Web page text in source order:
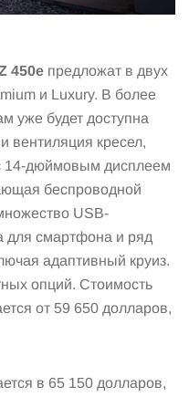
450e предложат в двух
и Luxury. В более
уже будет доступна
вентиляция кресел,
14-дюймовым дисплеем
беспроводной
USB-
для смартфона и ряд
адаптивный круиз.
опций. Стоимость
от 59 650 долларов,
в 65 150 долларов,